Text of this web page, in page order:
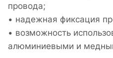
провода;
• надежная фиксация
• возможность
алюминиевыми и